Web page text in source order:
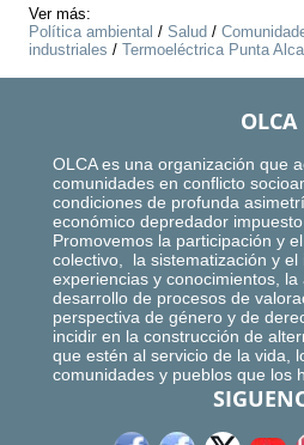
Ver más:
Política ambiental / Salud /
industriales / Termoeléctrica Punta
OLCA
OLCA es una organización que
comunidades en conflicto
condiciones de profunda
económico depredador
Promovemos la participación y
colectivo, la sistematización y el
experiencias y conocimientos, la
desarrollo de procesos de
perspectiva de género y de
incidir en la construcción de
que estén al servicio de la vida,
comunidades y pueblos que los